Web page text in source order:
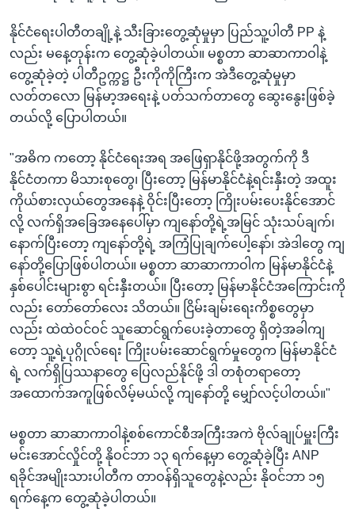
နိုင်ငံရေးပါတီတချို့နဲ့ သီးခြားတွေ့ဆုံမှုမှာ ပြည်သူ့ပါတီ PP နဲ့
လည်း မနေ့တုန်းက တွေ့ဆုံခဲ့ပါတယ်။ မစ္စတာ ဆာဆာကာဝါနဲ့
တွေ့ဆုံခဲ့တဲ့ ပါတီဥက္ကဋ္ဌ ဦးကိုကိုကြီးက အဲဒီတွေ့ဆုံမှုမှာ
လတ်တလော မြန်မာ့အရေးနဲ့ ပတ်သက်တာတွေ ဆွေးနွေးဖြစ်ခဲ့
တယ်လို့ ပြောပါတယ်။
"အဓိက ကတော့ နိုင်ငံရေးအရ အဖြေရှာနိုင်ဖို့အတွက်ကို ဒီ
နိုင်ငံတကာ မိသားစုတွေ၊ ပြီးတော့ မြန်မာနိုင်ငံနဲ့ရင်းနှီးတဲ့ အထူး
ကိုယ်စားလှယ်တွေအနေနဲ့ ဝိုင်းပြီးတော့ ကြိုးပမ်းပေးနိုင်အောင်
လို့ လက်ရှိအခြေအနေပေါ်မှာ ကျနော်တို့ရဲ့အမြင် သုံးသပ်ချက်၊
နောက်ပြီးတော့ ကျနော်တို့ရဲ့ အကြံပြုချက်ပေါ့နော်၊ အဲဒါတွေ ကျ
နော်တို့ပြောဖြစ်ပါတယ်။ မစ္စတာ ဆာဆာကာဝါက မြန်မာနိုင်ငံနဲ့
နှစ်ပေါင်းများစွာ ရင်းနှီးတယ်။ ပြီးတော့ မြန်မာနိုင်ငံအကြောင်းကို
လည်း တော်တော်လေး သိတယ်။ ငြိမ်းချမ်းရေးကိစ္စတွေမှာ
လည်း ထဲထဲဝင်ဝင် သူဆောင်ရွက်ပေးခဲ့တာတွေ ရှိတဲ့အခါကျ
တော့ သူ့ရဲ့ပုဂ္ဂိုလ်ရေး ကြိုးပမ်းဆောင်ရွက်မှုတွေက မြန်မာနိုင်ငံ
ရဲ့ လက်ရှိပြဿနာတွေ ပြေလည်နိုင်ဖို့ ဒါ တစုံတရာတော့
အထောက်အကူဖြစ်လိမ့်မယ်လို့ ကျနော်တို့ မျှော်လင့်ပါတယ်။"
မစ္စတာ ဆာဆာကာဝါနဲ့စစ်ကောင်စီအကြီးအကဲ ဗိုလ်ချုပ်မှူးကြီး
မင်းအောင်လှိုင်တို့ နိုဝင်ဘာ ၁၃ ရက်နေ့မှာ တွေ့ဆုံခဲ့ပြီး ANP
ရခိုင်အမျိုးသားပါတီက တာဝန်ရှိသူတွေနဲ့လည်း နိုဝင်ဘာ ၁၅
ရက်နေ့က တွေ့ဆုံခဲ့ပါတယ်။